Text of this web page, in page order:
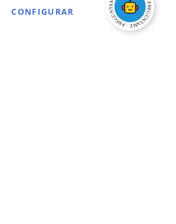
CONFIGURAR